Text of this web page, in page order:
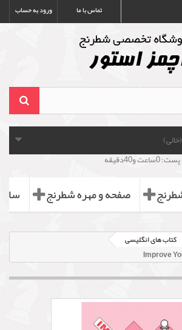
ورود به حساب تماس با ما
(خالی)
صفحه و مهره شطرنج
کتاب های انگلیسی